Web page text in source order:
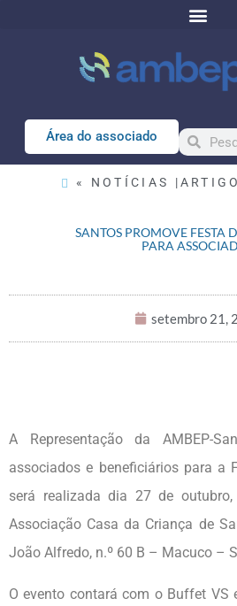
Área do associado
« NOTÍCIAS |
SANTOS PROMOVE FESTA
PARA
setembro 21,
A Representação da AMBEP-
associados e beneficiários para a
será realizada dia 27 de
Associação Casa da Criança de
João Alfredo, n.º 60 B – Macuco –
O evento contará com o Buffet VS